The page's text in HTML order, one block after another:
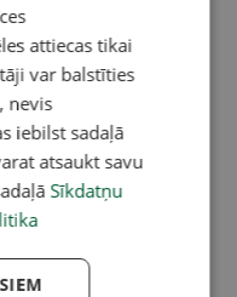
attiecas tikai
var balstīties
nevis
iebilst sadaļā
atsaukt savu
Sīkdatņu